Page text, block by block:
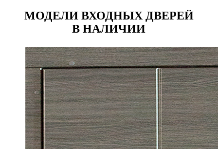
МОДЕЛИ ВХОДНЫХ ДВЕРЕЙ
В НАЛИЧИИ